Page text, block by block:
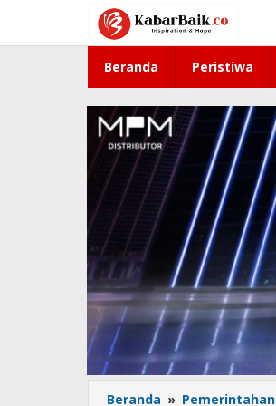
konten
Beranda Peristiwa
Beranda » Pemerintahan